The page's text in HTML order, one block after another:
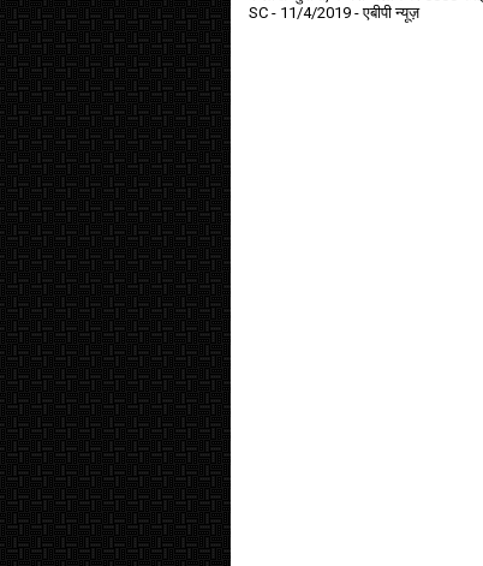
SC - 11/4/2019 - एबीपी न्यूज़